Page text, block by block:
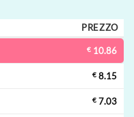
PREZZO
€ 10.86
€ 8.15
€ 7.03